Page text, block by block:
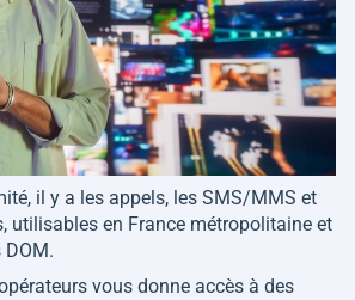
il y a les appels, les SMS/MMS et
utilisables en France métropolitaine et
DOM.
vous donne accès à des